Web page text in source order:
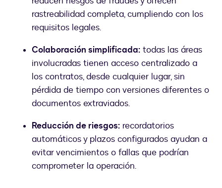
rastreabilidad completa, cumpliendo con los
requisitos legales.
Colaboración simplificada: todas las áreas
involucradas tienen acceso centralizado a
los contratos, desde cualquier lugar, sin
pérdida de tiempo con versiones diferentes o
documentos extraviados.
Reducción de riesgos: recordatorios
automáticos y plazos configurados ayudan a
evitar vencimientos o fallas que podrían
comprometer la operación.